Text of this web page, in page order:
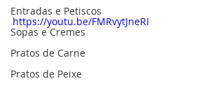
Entradas e Petiscos
Sopas e Cremes
Pratos de Carne
Pratos de Peixe
https://youtu.be/FMRvytJneRI